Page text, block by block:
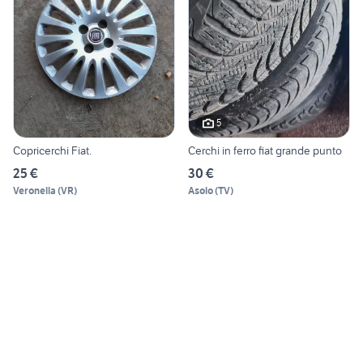
Copricerchi Fiat.
25 €
Veronella (VR)
5
Cerchi in ferro fiat grande punto
30 €
Asolo(TV)